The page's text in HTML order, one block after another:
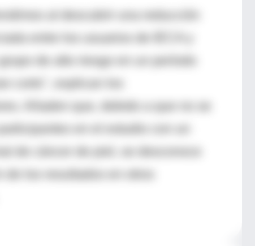
de alto riesgo en un período
corto", explican los
Añaden que, debido a que no se
de cáncer de piel, se desconoce